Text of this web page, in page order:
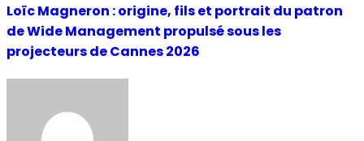
Loïc Magneron : origine, fils et portrait du patron
de Wide Management propulsé sous les
projecteurs de Cannes 2026